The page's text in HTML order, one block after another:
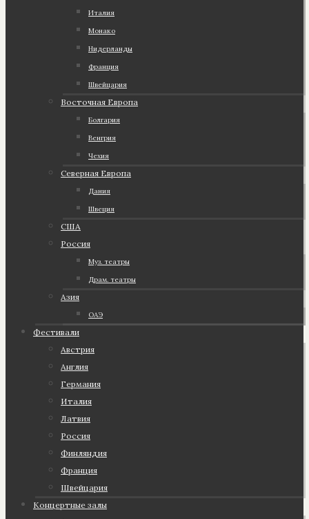
Италия
Монако
Нидерланды
Франция
Швейцария
Восточная Европа
Болгария
Венгрия
Чехия
Северная Европа
Дания
Швеция
США
Россия
Муз. театры
Драм. театры
Азия
ОАЭ
Фестивали
Австрия
Англия
Германия
Италия
Латвия
Россия
Финляндия
Франция
Швейцария
Концертные залы